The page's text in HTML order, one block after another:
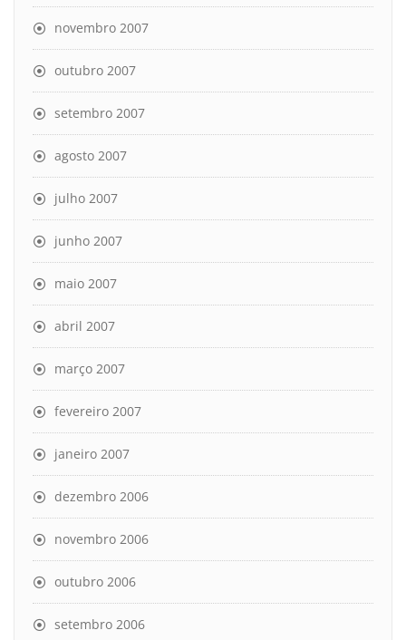
novembro 2007
outubro 2007
setembro 2007
agosto 2007
julho 2007
junho 2007
maio 2007
abril 2007
março 2007
fevereiro 2007
janeiro 2007
dezembro 2006
novembro 2006
outubro 2006
setembro 2006